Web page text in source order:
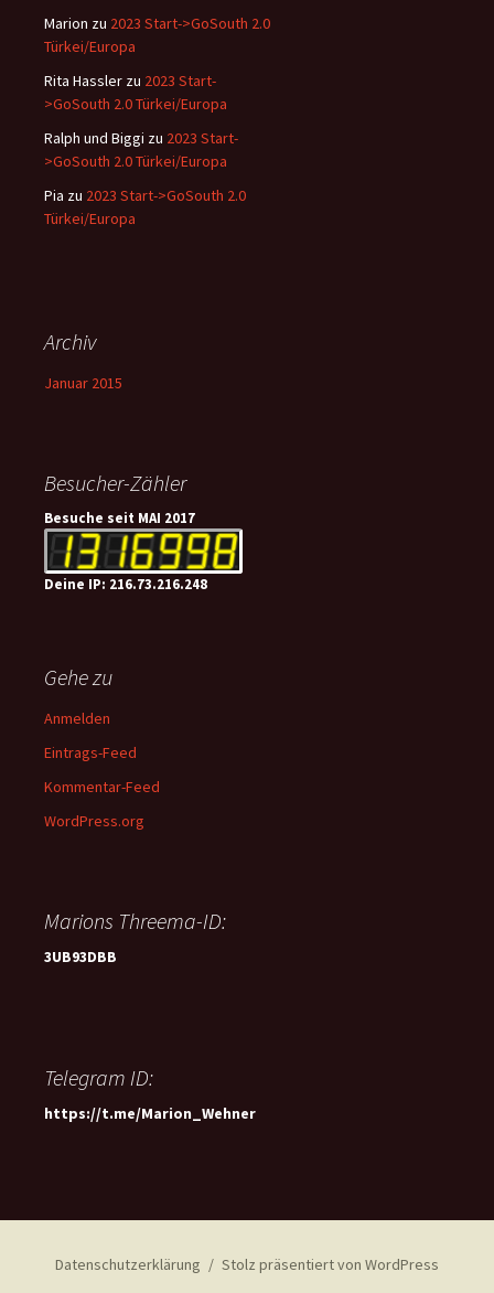
Marion zu 2023 Start->GoSouth 2.0
Türkei/Europa
Rita Hassler zu 2023 Start-
>GoSouth 2.0 Türkei/Europa
Ralph und Biggi zu 2023 Start-
>GoSouth 2.0 Türkei/Europa
Pia zu 2023 Start->GoSouth 2.0
Türkei/Europa
Archiv
Januar 2015
Besucher-Zähler
Besuche seit MAI 2017
Deine IP: 216.73.216.248
Gehe zu
Anmelden
Eintrags-Feed
Kommentar-Feed
WordPress.org
Marions Threema-ID:
3UB93DBB
Telegram ID:
https://t.me/Marion_Wehner
Datenschutzerklärung Stolz präsentiert von WordPress